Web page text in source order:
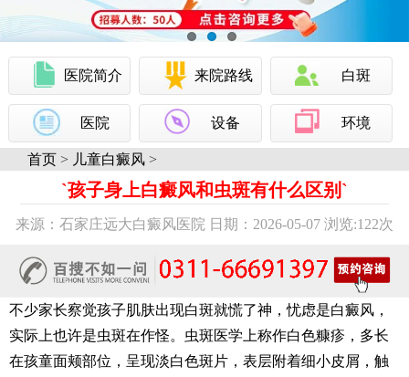
医院简介 来院路线 白斑
医院 设备 环境
首页 > 儿童白癜风 >
`孩子身上白癜风和虫斑有什么区别`
来源：石家庄远大白癜风医院 日期：2026-05-07 浏览:122次
不少家长察觉孩子肌肤出现白斑就慌了神，忧虑是白癜风，
实际上也许是虫斑在作怪。虫斑医学上称作白色糠疹，多长
在孩童面颊部位，呈现淡白色斑片，表层附着细小皮屑，触